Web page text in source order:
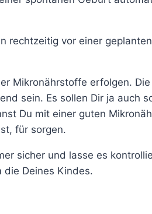
rechtzeitig vor einer
Mikronährstoffe erfolgen. Die
sein. Es sollen Dir ja auch
Du mit einer guten
für sorgen.
sicher und lasse es
die Deines Kindes.